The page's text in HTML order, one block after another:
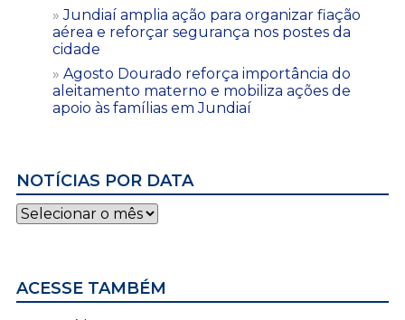
Jundiaí amplia ação para organizar fiação
aérea e reforçar segurança nos postes da
cidade
Agosto Dourado reforça importância do
aleitamento materno e mobiliza ações de
apoio às famílias em Jundiaí
NOTÍCIAS POR DATA
Notícias
por
ACESSE TAMBÉM